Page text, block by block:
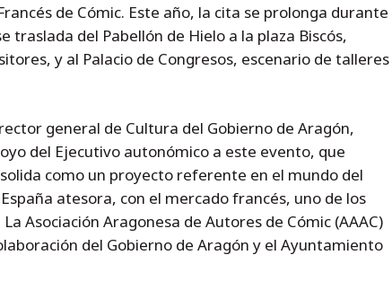
de Cómic. Este año, la cita se prolonga durante
traslada del Pabellón de Hielo a la plaza Biscós,
y al Palacio de Congresos, escenario de talleres
general de Cultura del Gobierno de Aragón,
del Ejecutivo autonómico a este evento, que
como un proyecto referente en el mundo del
atesora, con el mercado francés, uno de los
Asociación Aragonesa de Autores de Cómic (AAAC)
del Gobierno de Aragón y el Ayuntamiento